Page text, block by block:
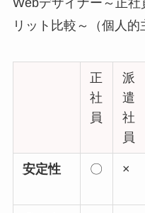
リット比較～（個人的
正
社
員
派
遣
社
員
安定性 〇 ×